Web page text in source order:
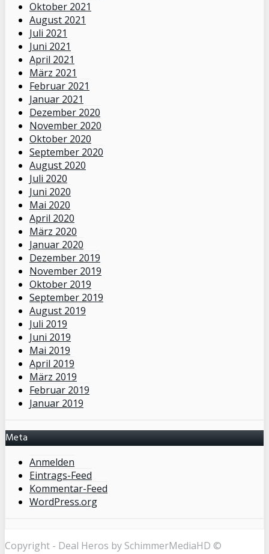
Oktober 2021
August 2021
Juli 2021
Juni 2021
April 2021
März 2021
Februar 2021
Januar 2021
Dezember 2020
November 2020
Oktober 2020
September 2020
August 2020
Juli 2020
Juni 2020
Mai 2020
April 2020
März 2020
Januar 2020
Dezember 2019
November 2019
Oktober 2019
September 2019
August 2019
Juli 2019
Juni 2019
Mai 2019
April 2019
März 2019
Februar 2019
Januar 2019
Meta
Anmelden
Eintrags-Feed
Kommentar-Feed
WordPress.org
Copyright - Deal Heros by SchimmerMediaHD ©